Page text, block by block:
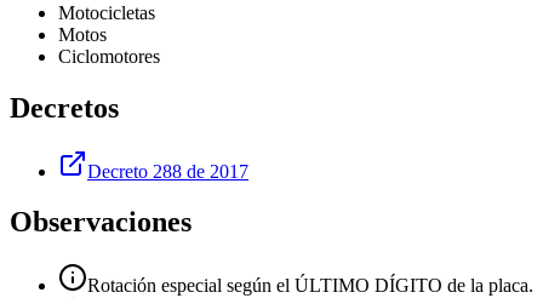
Motocicletas
Motos
Ciclomotores
Decretos
Decreto 288 de 2017
Observaciones
Rotación especial según el ÚLTIMO DÍGITO de la placa.